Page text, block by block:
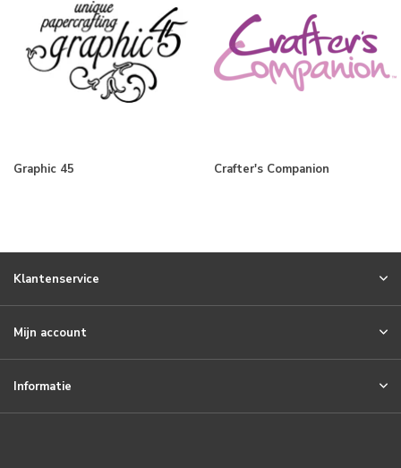
Graphic 45 Crafter's Companion
Klantenservice
Mijn account
Informatie